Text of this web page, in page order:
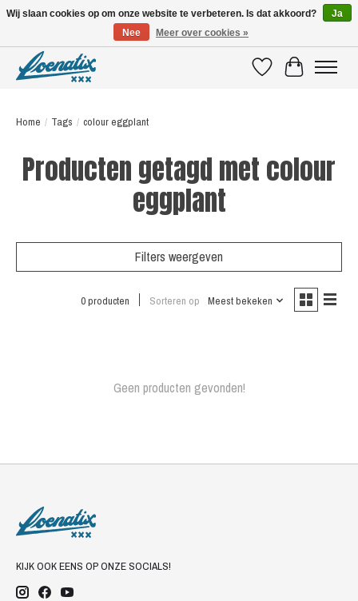
VerlanglijstWinkelwagen
Home / Tags / colour eggplant
Producten getagd met colour
eggplant
Filters weergeven
0 producten Sorteren op Meest bekeken
Geen producten gevonden!
KIJK OOK EENS OP ONZE SOCIALS!
Wij slaan cookies op om onze website te verbeteren. Is dat akkoord?
Ja
Nee
Meer over cookies »